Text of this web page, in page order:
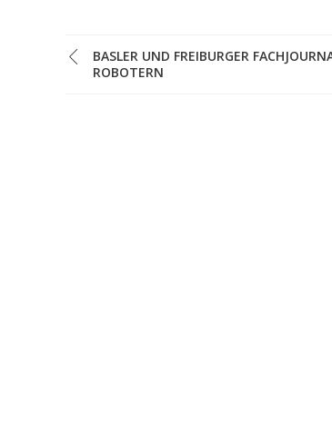
BASLER UND FREIBURGER
ROBOTERN